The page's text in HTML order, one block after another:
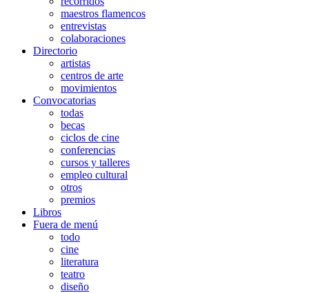
maestros flamencos
entrevistas
colaboraciones
Directorio
artistas
centros de arte
movimientos
Convocatorias
todas
becas
ciclos de cine
conferencias
cursos y talleres
empleo cultural
otros
premios
Libros
Fuera de menú
todo
cine
literatura
teatro
diseño